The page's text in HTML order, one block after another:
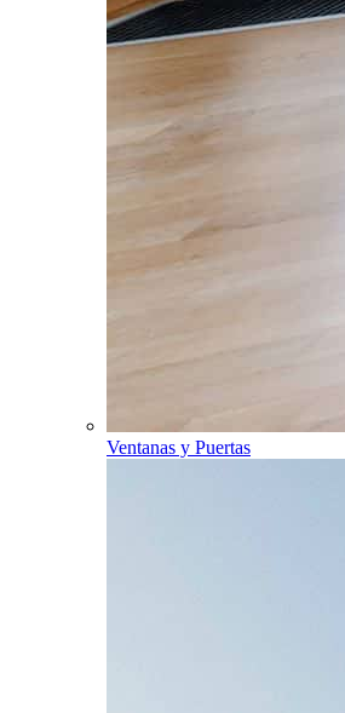
Ventanas y Puertas